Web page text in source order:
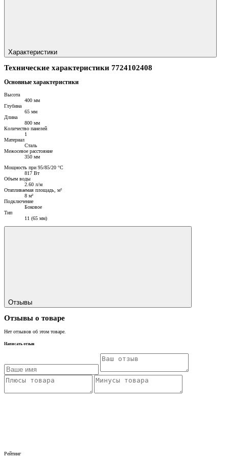
Характеристики
Технические характеристики 7724102408
Основные характеристики
Высота
400 мм
Глубина
65 мм
Длина
800 мм
Количество панелей
1
Материал
Сталь
Межосевое расстояние
350 мм
Мощность при 95/85/20 °C
817 Вт
Объем воды
2.60 л/м
Отапливаемая площадь, м²
8 м²
Подключение
Боковое
Тип
11 (65 мм)
Отзывы
Отзывы о товаре
Нет отзывов об этом товаре.
Написать отзыв
Рейтинг